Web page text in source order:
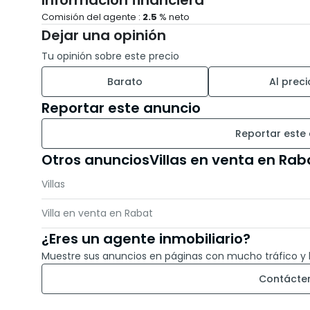
* Dormitorio con baño en suite
* **Primer piso:**
* Vestíbulo
* 4 dormitorios, incluida una suite principal con
* Baño adicional
* Balcones
* **Terraza:**
* Amplia terraza con vistas despejadas
El barrio de Yacoub El Mansour es conocido
residencial, que ofrece un entorno de vida
Si estás buscando una villa espaciosa y
perfecta.
¡No esperes más! Contáctanos hoy mismo
Comisión del agente : 2.5 % neto
Dejar una opinión
Tu opinión sobre este precio
Barato Al
Reportar este anuncio
Reportar este
Otros anunciosVillas en venta en
Villas
Villa en venta en Rabat
¿Eres un agente inmobiliario?
Muestre sus anuncios en páginas con mucho tráfico